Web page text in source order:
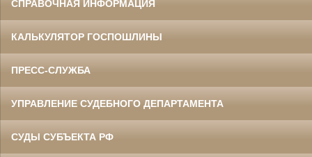
СПРАВОЧНАЯ ИНФОРМАЦИЯ
КАЛЬКУЛЯТОР ГОСПОШЛИНЫ
ПРЕСС-СЛУЖБА
УПРАВЛЕНИЕ СУДЕБНОГО ДЕПАРТАМЕНТА
СУДЫ СУБЪЕКТА РФ